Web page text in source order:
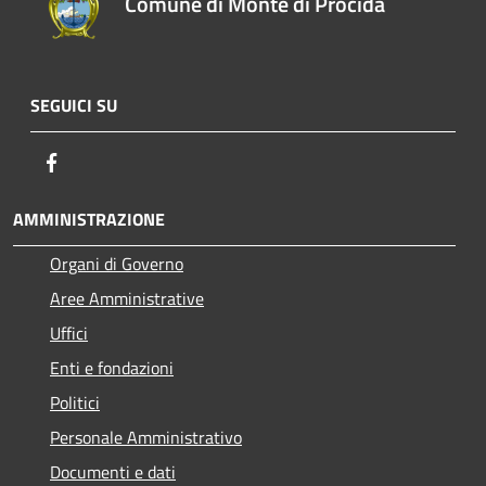
SEGUICI SU
AMMINISTRAZIONE
Organi di Governo
Aree Amministrative
Uffici
Enti e fondazioni
Politici
Personale Amministrativo
Documenti e dati